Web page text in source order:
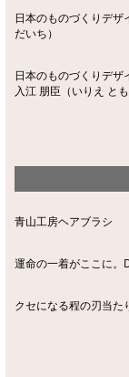
日本のものづくりデ
だいち）
日本のものづくりデ
入江 朋臣（いりえ とも
青山工房ヘアブラシ
運命の一着がここに。
クセになる程の刃当た